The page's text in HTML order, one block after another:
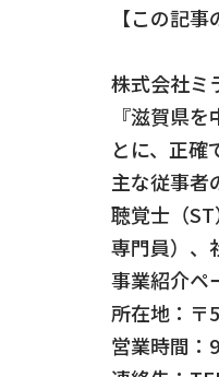
【この記事
株式会社ミ
『滋賀県
とに、正確
主な従事者
聴覚士（
専門員）、
事業紹介
所在地：〒
営業時間：